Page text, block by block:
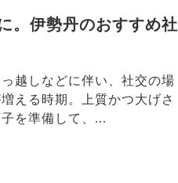
。伊勢丹のおすすめ社
越しなどに伴い、社交の場
える時期。上質かつ大げさ
を準備して、...